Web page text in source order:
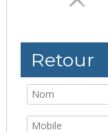
Retour